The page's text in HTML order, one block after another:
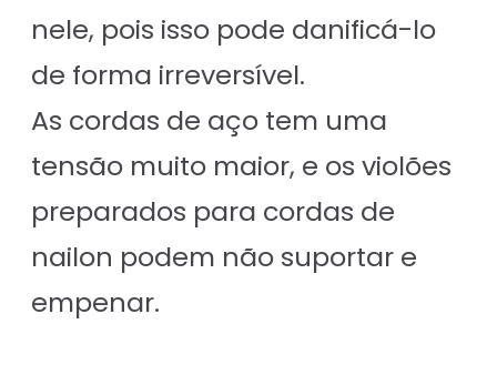
nele, pois isso pode danificá-lo
de forma irreversível.
As cordas de aço tem uma
tensão muito maior, e os violões
preparados para cordas de
nailon podem não suportar e
empenar.